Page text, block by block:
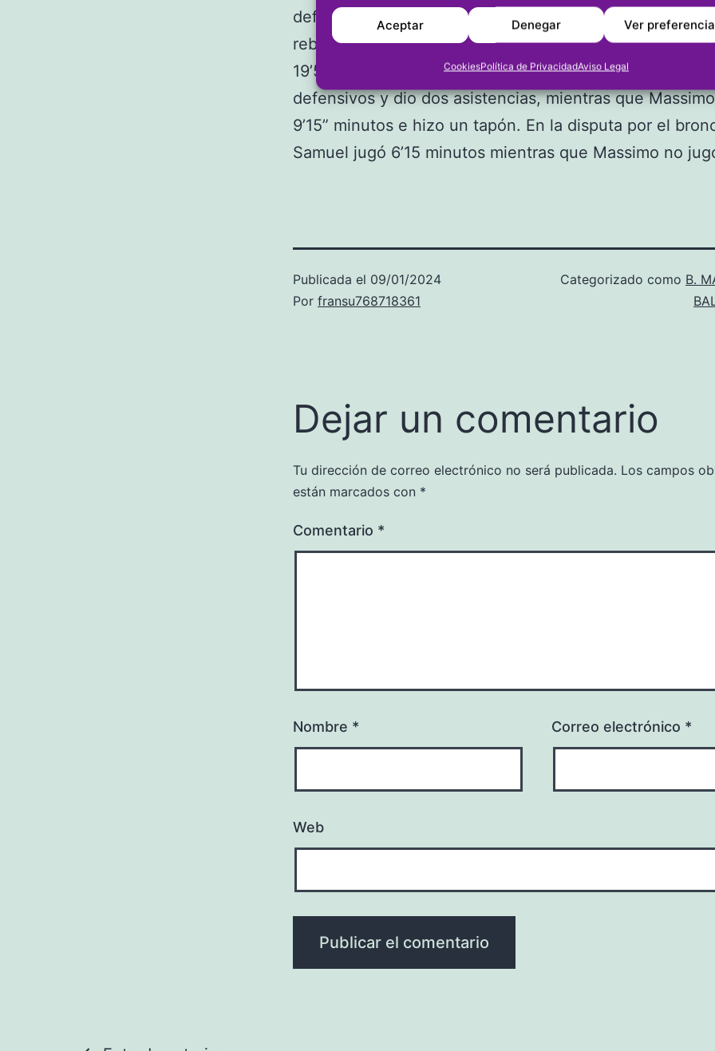
Aceptar Denegar Ver
CookiesPolítica de PrivacidadAviso Legal
defensivos), mientras que Massimo jugó 1’58” y capturó
rebote defensivo. En semifinales ante Cataluña, Samuel
19’56” minutos, anotó 4 puntos, capturó cuatro rebotes
defensivos y dio dos asistencias, mientras que
9’15” minutos e hizo un tapón. En la disputa por el
Samuel jugó 6’15 minutos mientras que Massimo no
Publicada el 09/01/2024
Por fransu768718361
Categorizado como B.
Dejar un comentario
Tu dirección de correo electrónico no será publicada. Los campos
están marcados con *
Comentario *
Nombre * Correo electrónico *
Web